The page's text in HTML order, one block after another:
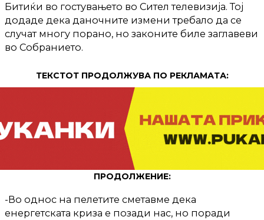
Битиќи во гостувањето во Сител телевизија. Тој
додаде дека даночните измени требало да се
случат многу порано, но законите биле заглавеви
во Собранието.
ТЕКСТОТ ПРОДОЛЖУВА ПО РЕКЛАМАТА:
ПРОДОЛЖЕНИЕ:
-Во однос на пелетите сметавме дека
енергетската криза е позади нас, но поради